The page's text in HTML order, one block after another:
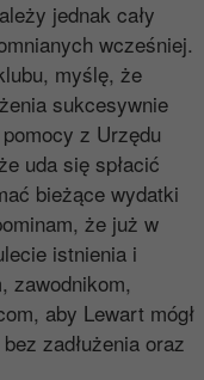
jednak cały
wcześniej.
myślę, że
sukcesywnie
z Urzędu
uda się spłacić
bieżące wydatki
że już w
istnienia i
zawodnikom,
aby Lewart mógł
zadłużenia oraz